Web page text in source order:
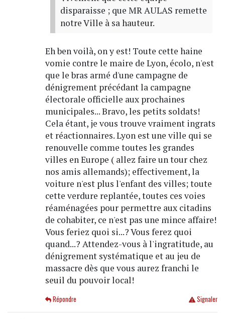
disparaisse ; que MR AULAS remette
notre Ville à sa hauteur.
Eh ben voilà, on y est! Toute cette haine
vomie contre le maire de Lyon, écolo, n'est
que le bras armé d'une campagne de
dénigrement précédant la campagne
électorale officielle aux prochaines
municipales... Bravo, les petits soldats!
Cela étant, je vous trouve vraiment ingrats
et réactionnaires. Lyon est une ville qui se
renouvelle comme toutes les grandes
villes en Europe ( allez faire un tour chez
nos amis allemands); effectivement, la
voiture n'est plus l'enfant des villes; toute
cette verdure replantée, toutes ces voies
réaménagées pour permettre aux citadins
de cohabiter, ce n'est pas une mince affaire!
Vous feriez quoi si...? Vous ferez quoi
quand...? Attendez-vous à l'ingratitude, au
dénigrement systématique et au jeu de
massacre dès que vous aurez franchi le
seuil du pouvoir local!
Signaler
Répondre